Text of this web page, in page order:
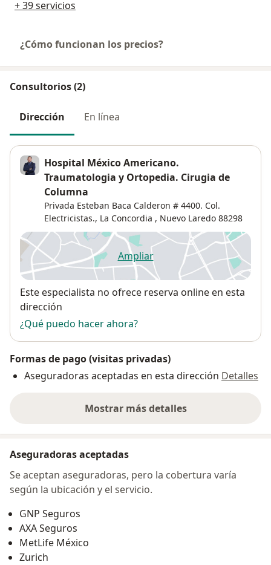
+ 39 servicios
¿Cómo funcionan los precios?
Consultorios (2)
Dirección En línea
Hospital México Americano.
Traumatologia y Ortopedia. Cirugia de
Columna
Privada Esteban Baca Calderon # 4400. Col.
Electricistas., La Concordia , Nuevo Laredo 88298
Ampliarse abre en una nueva
Disponibilidad
Este especialista no ofrece reserva online en esta
dirección
¿Qué puedo hacer ahora?
Formas de pago (visitas privadas)
Aseguradoras aceptadas en esta dirección Detalles
Mostrar más detalles
sobre la dirección
Aseguradoras aceptadas
Se aceptan aseguradoras, pero la cobertura varía
según la ubicación y el servicio.
GNP Seguros
AXA Seguros
MetLife México
Zurich